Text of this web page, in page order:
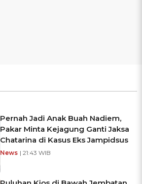
Pernah Jadi Anak Buah Nadiem,
Pakar Minta Kejagung Ganti Jaksa
Chatarina di Kasus Eks Jampidsus
News | 21:43 WIB